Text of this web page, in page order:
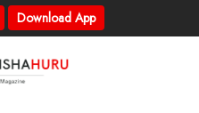
Download App